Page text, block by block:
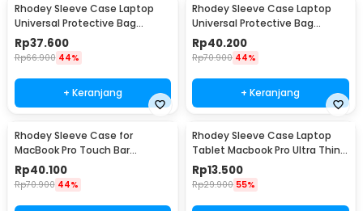
Rhodey Sleeve Case Laptop
Universal Protective Bag
Neoprene with Pouch 14 Inch -
AK03
Rp37.600
Rp66.900 44%
+ Keranjang
Rhodey Sleeve Case Laptop
Universal Protective Bag
Neoprene with Pouch 15 Inch -
AK03
Rp40.200
Rp70.900 44%
+ Keranjang
Rhodey Sleeve Case for
MacBook Pro Touch Bar
Neoprene with Pouch 15.6 Inch
- YG6005
Rp40.100
Rp70.900 44%
Rhodey Sleeve Case Laptop
Tablet Macbook Pro Ultra Thin
2mm 14 Inch - RE214
Rp13.500
Rp29.900 55%